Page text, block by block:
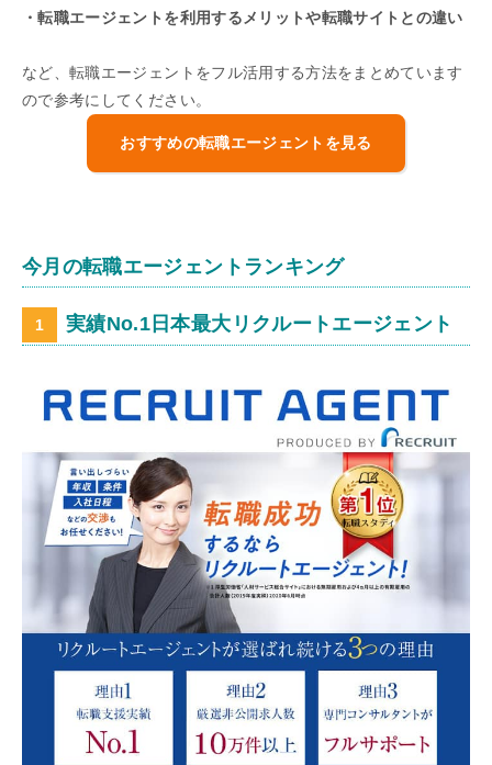
・転職エージェントを利用するメリットや転職サイトとの違い
など、転職エージェントをフル活用する方法をまとめています
ので参考にしてください。
おすすめの転職エージェントを見る
今月の転職エージェントランキング
実績No.1日本最大リクルートエージェント